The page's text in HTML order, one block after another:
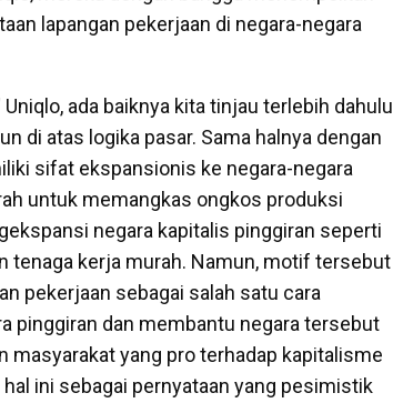
lapangan pekerjaan di negara-negara
ada baiknya kita tinjau terlebih dahulu
di atas logika pasar. Sama halnya dengan
sifat ekspansionis ke negara-negara
untuk memangkas ongkos produksi
negara kapitalis pinggiran seperti
tenaga kerja murah. Namun, motif tersebut
pekerjaan sebagai salah satu cara
pinggiran dan membantu negara tersebut
masyarakat yang pro terhadap kapitalisme
ini sebagai pernyataan yang pesimistik